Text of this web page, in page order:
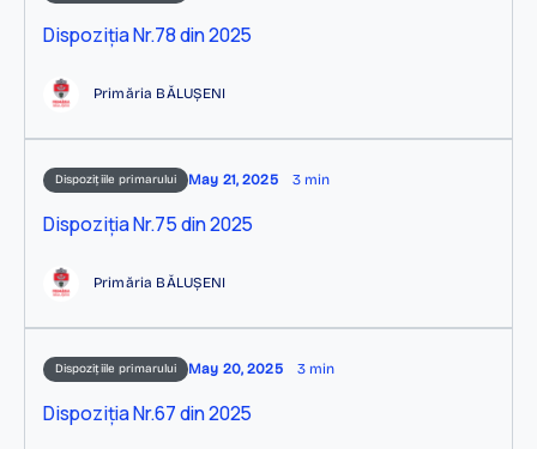
Dispoziția Nr.78 din 2025
Primăria BĂLUȘENI
Dispozițiile primarului May 21, 2025 3 min
Dispoziția Nr.75 din 2025
Primăria BĂLUȘENI
Dispozițiile primarului May 20, 2025 3 min
Dispoziția Nr.67 din 2025